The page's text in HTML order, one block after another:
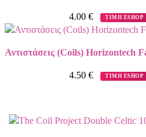
4.00 € ΤΙΜΗ ESHOP
Αντιστάσεις (Coils) Horizontech
4.50 € ΤΙΜΗ ESHOP